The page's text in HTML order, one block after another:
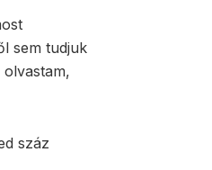
sem tudjuk
száz